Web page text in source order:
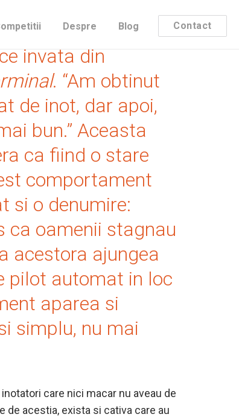
Despre Blog Contact
chiar deloc) sa
invata din
. “Am obtinut
de inot, dar apoi,
bun.” Aceasta
ca fiind o stare
comportament
si o denumire:
ca oamenii stagnau
acestora ajungea
pilot automat in loc
aparea si
simplu, nu mai
care nici macar nu aveau de
de acestia, exista si cativa care au